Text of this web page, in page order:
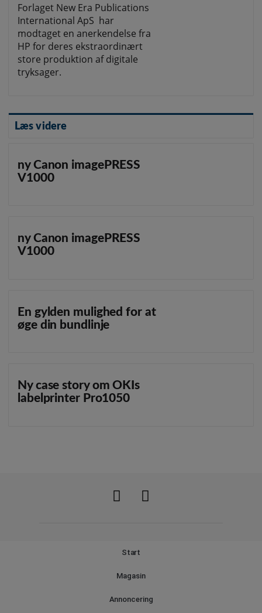
Forlaget New Era Publications
International ApS har
modtaget en anerkendelse fra
HP for deres ekstraordinært
store produktion af digitale
tryksager.
Læs videre
ny Canon imagePRESS
V1000
ny Canon imagePRESS
V1000
En gylden mulighed for at
øge din bundlinje
Ny case story om OKIs
labelprinter Pro1050
Start
Magasin
Annoncering